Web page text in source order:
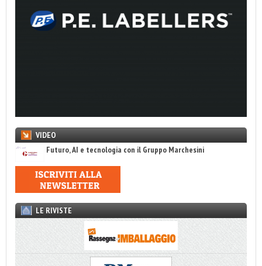
VIDEO
Futuro, AI e tecnologia con il Gruppo Marchesini
LE RIVISTE